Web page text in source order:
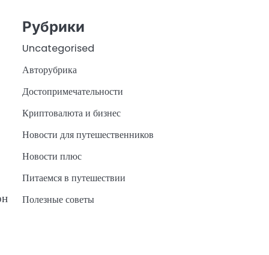
Рубрики
Uncategorised
Авторубрика
Достопримечательности
Криптовалюта и бизнес
Новости для путешественников
Новости плюс
Питаемся в путешествии
Полезные советы